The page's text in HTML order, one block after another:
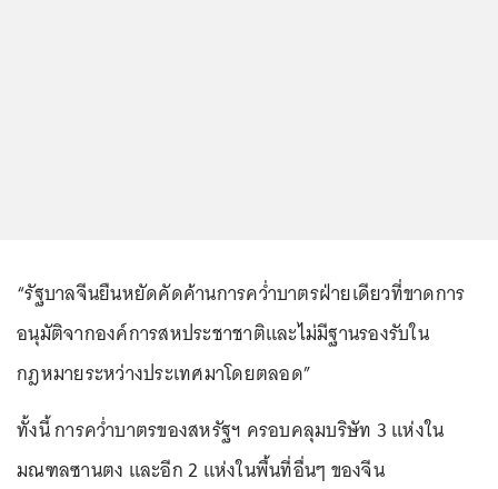
“รัฐบาลจีนยืนหยัดคัดค้านการคว่ำบาตรฝ่ายเดียวที่ขาดการ
อนุมัติจากองค์การสหประชาชาติและไม่มีฐานรองรับใน
กฎหมายระหว่างประเทศมาโดยตลอด”
ทั้งนี้ การคว่ำบาตรของสหรัฐฯ ครอบคลุมบริษัท 3 แห่งใน
มณฑลซานตง และอีก 2 แห่งในพื้นที่อื่นๆ ของจีน